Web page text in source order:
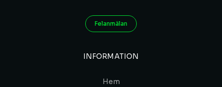
Felanmälan
INFORMATION
Hem